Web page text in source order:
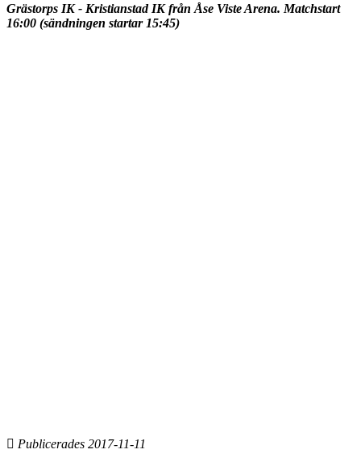
Grästorps IK - Kristianstad IK från Åse Viste Arena. Matchstart
16:00 (sändningen startar 15:45)
Publicerades 2017-11-11